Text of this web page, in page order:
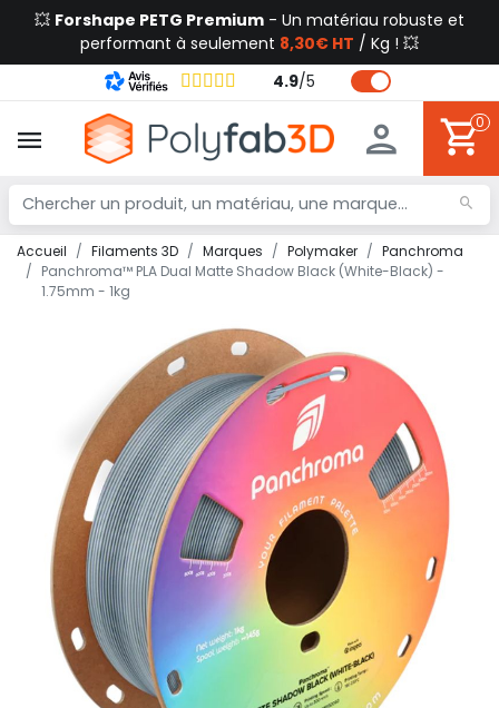
💥 Forshape PETG Premium - Un matériau robuste et
performant à seulement 8,30€ HT / Kg ! 💥
4.9/5
0
Accueil Filaments 3D Marques Polymaker
Panchroma
Panchroma™ PLA Dual Matte Shadow Black (White-Black) -
1.75mm - 1kg